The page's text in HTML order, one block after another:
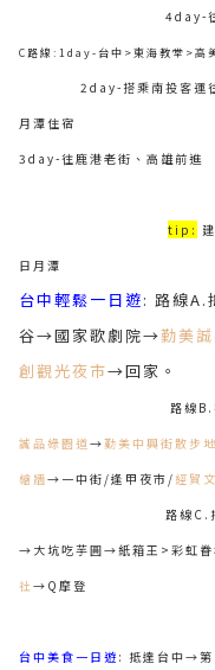
4day-往北部/
C路線:1day-台中>東海教堂>高
2day-搭乘南投客運往清
月潭住宿
3day-往鹿港老街、高雄前進
tip:
日月潭
台中輕鬆一日遊: 路線A.
谷→國家歌劇院→勤美
創觀光夜市→回家。
路線B.抵達
誠品綠園道→勤美中興街散步
繪牆→一中街/逢甲夜市/ 經貿
路線C.抵達台中
→大坑吃芋圓→紙箱王>彩虹
社→Q摩登
台中美食一日遊 : 抵達台中→